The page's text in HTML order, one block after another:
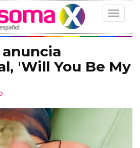
Toggle
'Will You Be My